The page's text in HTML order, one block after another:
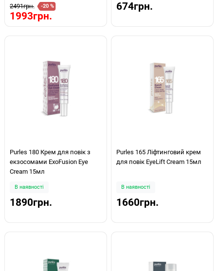
2491грн. -20 %
1993грн.
674грн.
Purles 180 Крем для повік з
екзосомами ExoFusion Eye
Cream 15мл
В наявності
1890грн.
Purles 165 Ліфтинговий крем
для повік EyeLift Cream 15мл
В наявності
1660грн.